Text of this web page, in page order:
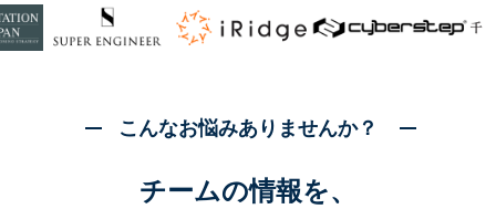
こんなお悩みありませんか？
チームの情報を、